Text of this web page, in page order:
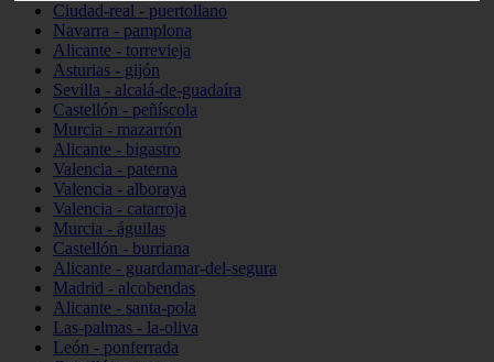
Ciudad-real - puertollano
Navarra - pamplona
Alicante - torrevieja
Asturias - gijón
Sevilla - alcalá-de-guadaíra
Castellón - peñíscola
Murcia - mazarrón
Alicante - bigastro
Valencia - paterna
Valencia - alboraya
Valencia - catarroja
Murcia - águilas
Castellón - burriana
Alicante - guardamar-del-segura
Madrid - alcobendas
Alicante - santa-pola
Las-palmas - la-oliva
León - ponferrada